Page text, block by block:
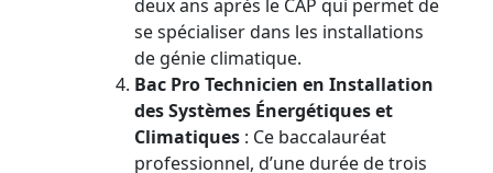
deux ans après le CAP qui permet de
se spécialiser dans les installations
de génie climatique.
Bac Pro Technicien en Installation
des Systèmes Énergétiques et
Climatiques : Ce baccalauréat
professionnel, d’une durée de trois